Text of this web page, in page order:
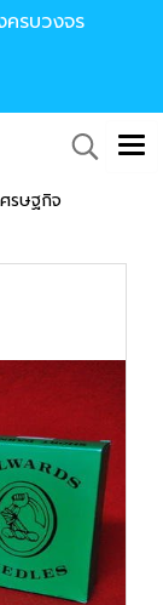
รบวงจร
รษฐกิจ